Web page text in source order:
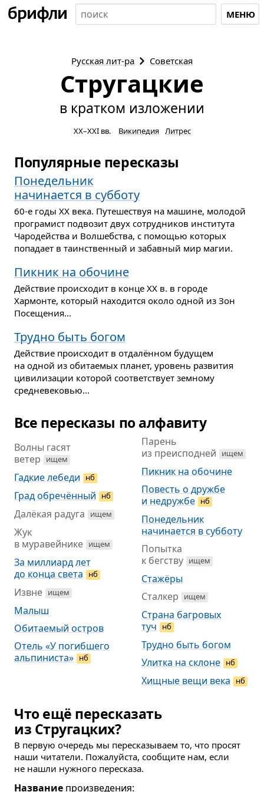
МЕНЮ
Русская лит-ра Советская
Стругацкие
в кратком изложении
XX–XXI вв. Википедия Литрес
Популярные пересказы
Понедельник
начинается в субботу
60-е годы XX века. Путешествуя на машине, молодой
програмист подвозит двух сотрудников института
Чародейства и Волшебства, с помощью которых
попадает в таинственный и забавный мир магии.
Пикник на обочине
Действие происходит в конце XX в. в городе
Хармонте, который находится около одной из Зон
Посещения...
Трудно быть богом
Действие происходит в отдалённом будущем
на одной из обитаемых планет, уровень развития
цивилизации которой соответствует земному
средневековью...
Все пересказы по алфавиту
Волны гасят
ветер
ищем
Гадкие лебеди нб
Град обречённый нб
Далёкая радуга ищем
Жук
в муравейнике ищем
За миллиард лет
до конца света
нб
Извне ищем
Малыш
Обитаемый остров
Отель «У погибшего
альпиниста» нб
Парень
из преисподней
ищем
Пикник на обочине
Повесть о дружбе
и недружбе нб
Понедельник
начинается в субботу
Попытка
к бегству ищем
Стажёры
Сталкер
ищем
Страна багровых
туч
нб
Трудно быть богом
Улитка на склоне нб
Хищные вещи века нб
Что ещё пересказать
из Стругацких?
В первую очередь мы пересказываем то, что просят
наши читатели. Пожалуйста, сообщите нам, если
не нашли нужного пересказа.
Название произведения: